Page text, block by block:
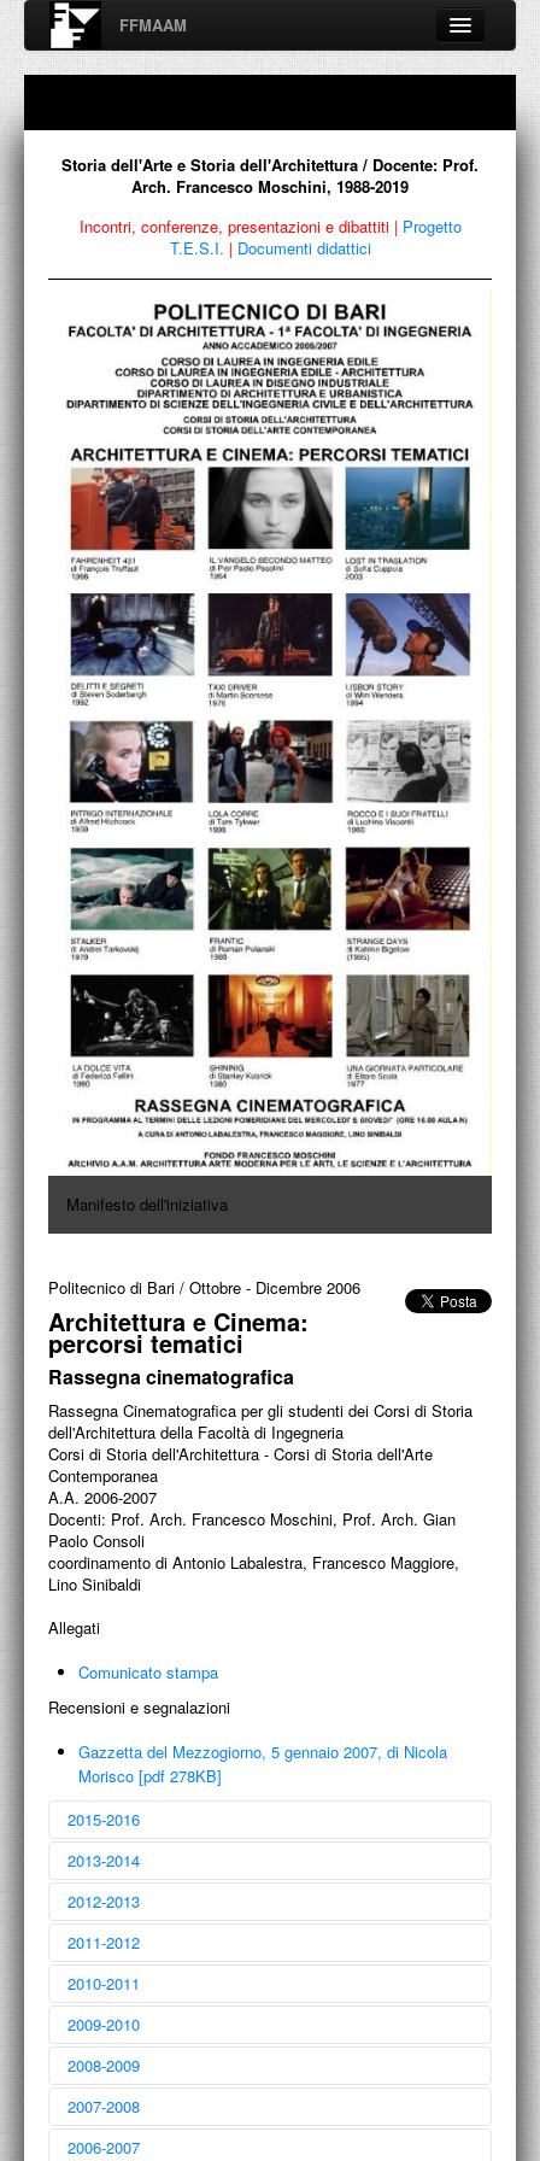
FFMAAM
Fondo Francesco Moschini
Percorsi, nodi, sconfinamenti e contaminazioni tra Arte,
FRANCESCO MOSCHINI
PUBBLICAZIONI
CONFERENZE
VIDEO
COLLEZIONE
ACCADEMIA NAZIONALE DI SAN LUCA
I.E.D. / ROMA
POLITECNICO DI BARI
BIBLIOTECA FRANCESCO MOSCHINI
A.A.M. ARCHITETTURA ARTE MODERNA
RECENSIONI GENERALI
MOSTRE
ARTISTI
DUETTI / DUELLI
LABORATORI DI PROGETTAZIONE
PROGETTI D'OPERA
PROGETTI CULTURALI
PROGETTO T.E.S.I.
Storia dell'Arte e Storia dell'Architettura / Docente: Prof.
Arch. Francesco Moschini, 1988-2019
Incontri, conferenze, presentazioni e dibattiti | Progetto
T.E.S.I. | Documenti didattici
Manifesto dell'iniziativa
Politecnico di Bari / Ottobre - Dicembre 2006
Architettura e Cinema:
percorsi tematici
Rassegna cinematografica
Rassegna Cinematografica per gli studenti dei Corsi di Storia
dell'Architettura della Facoltà di Ingegneria
Corsi di Storia dell'Architettura - Corsi di Storia dell'Arte
Contemporanea
A.A. 2006-2007
Docenti: Prof. Arch. Francesco Moschini, Prof. Arch. Gian
Paolo Consoli
coordinamento di Antonio Labalestra, Francesco Maggiore,
Lino Sinibaldi
Allegati
Comunicato stampa
Recensioni e segnalazioni
Gazzetta del Mezzogiorno, 5 gennaio 2007, di Nicola
Morisco [pdf 278KB]
2015-2016
Massimo Torrigiani
(there must be) 10 modi per dire contemporaneo
27 aprile 2016
2013-2014
Architettura e ceramica a Bari
costruire, abitare, pensare
17 settembre 2013
2012-2013
Denis Diderot
Prospectus dell'Encyclopédie
31 ottobre 2012
2011-2012
Francesco Moschini: conversazione con Nunzio
Segno, luogo, materia
19 Aprile 2012
2010-2011
Presentazione del Corso di Storia dell'Architettura al
Politecnico di Bari
2009-2010
2008-2009
2007-2008
2006-2007